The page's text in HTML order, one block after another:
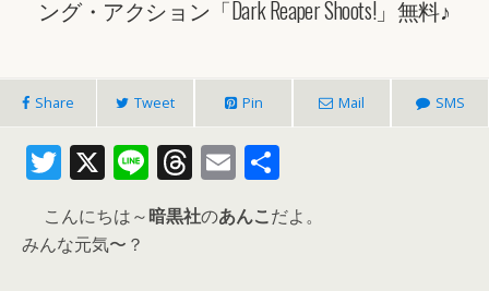
ング・アクション「Dark Reaper Shoots!」無料♪
Share Tweet Pin Mail SMS
T
w
itt
er
X Li
n
e
T
h
re
E
m
ai
有
こんにちは～暗黒社のあんこだよ。
みんな元気〜？